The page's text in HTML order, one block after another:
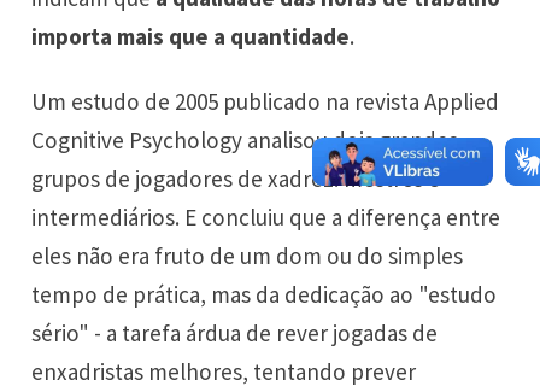
importa mais que a quantidade.
Um estudo de 2005 publicado na revista Applied
Cognitive Psychology analisou dois grandes
grupos de jogadores de xadrez: mestres e
intermediários. E concluiu que a diferença entre
eles não era fruto de um dom ou do simples
tempo de prática, mas da dedicação ao "estudo
sério" - a tarefa árdua de rever jogadas de
enxadristas melhores, tentando prever